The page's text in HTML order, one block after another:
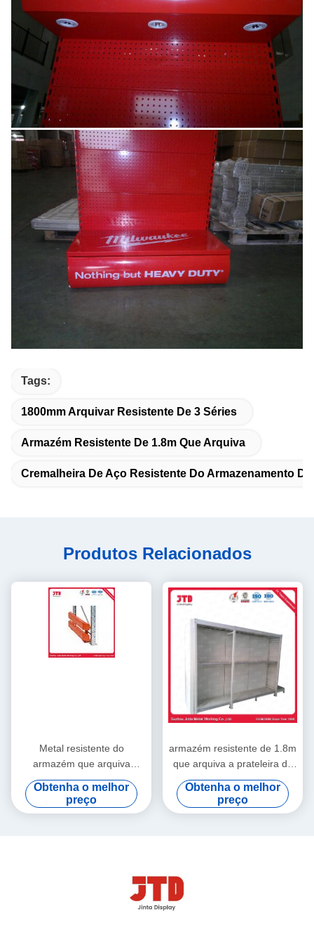
Tags:
1800mm Arquivar Resistente De 3 Séries
Armazém Resistente De 1.8m Que Arquiva
Cremalheira De Aço Resistente Do Armazenamento Da
Produtos Relacionados
Metal resistente do
armazém que arquiva
cremalheira de aço revestida
do pó de 2500mm
Obtenha o melhor
preço
armazém resistente de 1.8m
que arquiva a prateleira da
série do branco 3 da BV
Obtenha o melhor
preço